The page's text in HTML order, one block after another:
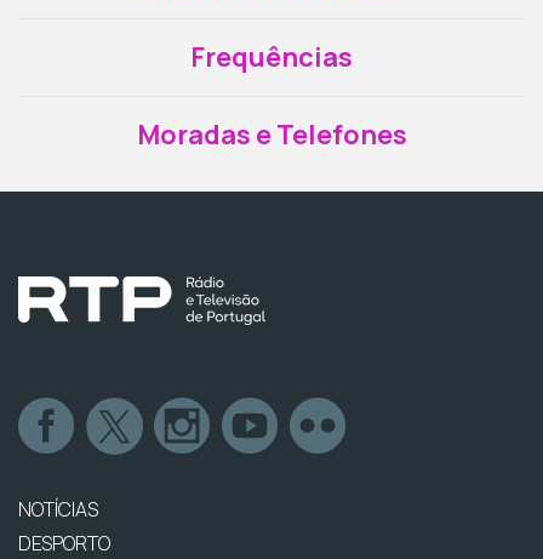
Frequências
Moradas e Telefones
NOTÍCIAS
DESPORTO